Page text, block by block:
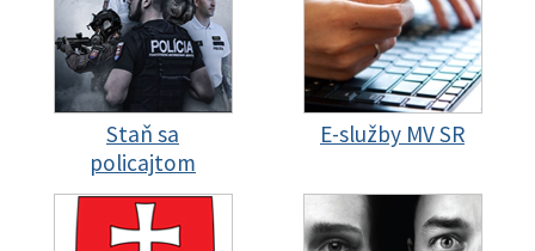
Staň sa
policajtom
E-služby MV SR